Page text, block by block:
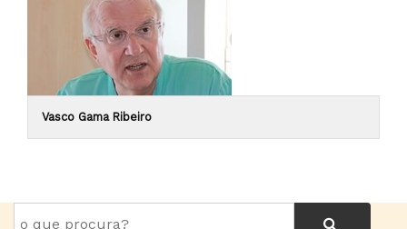
Vasco Gama Ribeiro